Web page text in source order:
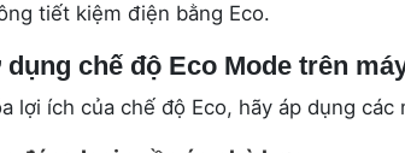
tiết kiệm điện bằng Eco.
dụng chế độ Eco Mode trên
lợi ích của chế độ Eco, hãy áp dụng các